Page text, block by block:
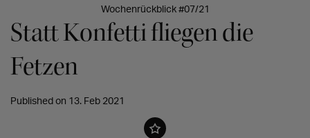
Wochenrückblick #07/21
Statt Konfetti fliegen die
Fetzen
Published on 13. Feb 2021